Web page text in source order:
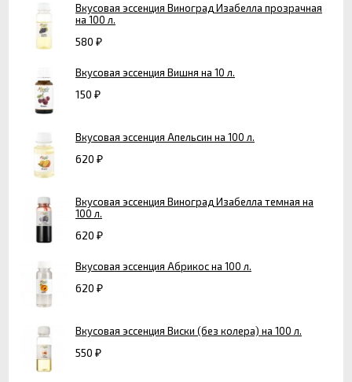
Вкусовая эссенция Виноград Изабелла прозрачная
на 100 л.
580 ₽
Вкусовая эссенция Вишня на 10 л.
150 ₽
Вкусовая эссенция Апельсин на 100 л.
620 ₽
Вкусовая эссенция Виноград Изабелла темная на
100 л.
620 ₽
Вкусовая эссенция Абрикос на 100 л.
620 ₽
Вкусовая эссенция Виски (без колера) на 100 л.
550 ₽